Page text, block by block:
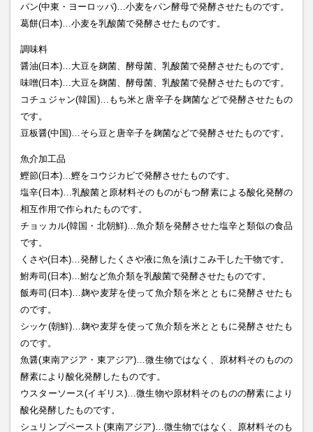
パン(中東・ヨーロッパ)…小麦をパン酵母で発酵させたものです。
葛餅(日本)…小麦を乳酸菌で発酵させたものです。
調味料
醤油(日本)…大豆を麹菌、酵母菌、乳酸菌で発酵させたものです。
味噌(日本)…大豆を麹菌、酵母菌、乳酸菌で発酵させたものです。
コチュジャン(韓国)…もち米と唐辛子を麹菌などで発酵させたもの
です。
豆板醤(中国)…そら豆と唐辛子を麹菌などで発酵させたものです。
魚介加工品
鰹節(日本)…鰹をコウジカビで発酵させたものです。
塩辛(日本)…乳酸菌と原材料そのものがもつ酵素による酸化発酵の
相互作用で作られたものです。
チョッカル(韓国・北朝鮮)…魚介類を発酵させた塩辛と類似の食品
です。
くさや(日本)…発酵したくさや液に魚を漬けこみ干した干物です。
鮒寿司(日本)…鮒など魚介類を乳酸菌で発酵させたものです。
飯寿司(日本)…麹や麦芽を使って魚介類を米とともに発酵させたも
のです。
シッケ(朝鮮)…麹や麦芽を使って魚介類を米とともに発酵させたも
のです。
魚醤(東南アジア・東アジア)…微生物ではなく、原材料そのものの
酵素により酸化発酵したものです。
ウスターソース(イギリス)…微生物や原材料そのものの酵素により
酸化発酵したものです。
シュリンプペースト(東南アジア)…微生物ではなく、原材料そのも